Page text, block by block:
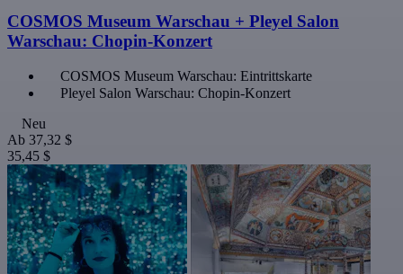
COSMOS Museum Warschau + Pleyel Salon
Warschau: Chopin-Konzert
COSMOS Museum Warschau: Eintrittskarte
Pleyel Salon Warschau: Chopin-Konzert
Neu
Ab 37,32 $
35,45 $